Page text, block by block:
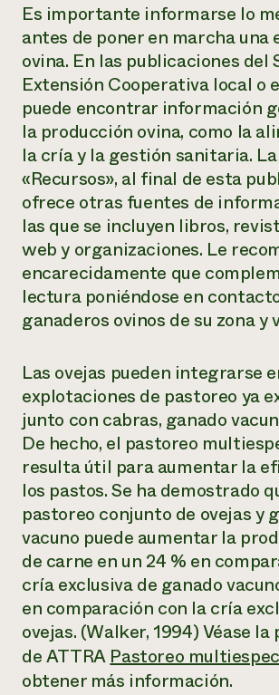
Es importante informarse lo
antes de poner en marcha una
ovina. En las publicaciones del
Extensión Cooperativa local o
puede encontrar información
la producción ovina, como la
la cría y la gestión sanitaria.
«Recursos», al final de esta
ofrece otras fuentes de
las que se incluyen libros,
web y organizaciones. Le
encarecidamente que
lectura poniéndose en
ganaderos ovinos de su zona y
Las ovejas pueden integrarse
explotaciones de pastoreo ya
junto con cabras, ganado
De hecho, el pastoreo
resulta útil para aumentar la
los pastos. Se ha demostrado
pastoreo conjunto de ovejas y
vacuno puede aumentar la
de carne en un 24 % en
cría exclusiva de ganado
en comparación con la cría
ovejas. (Walker, 1994) Véase
de ATTRAPastoreo
obtener más información.